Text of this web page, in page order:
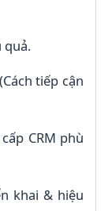
quả.
tiếp cận
CRM phù
khai & hiệu